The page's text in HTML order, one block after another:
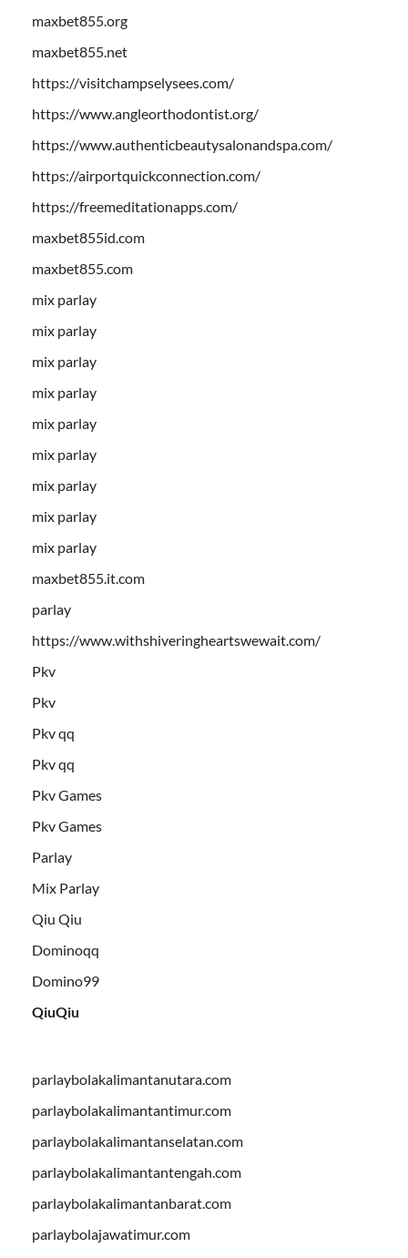
maxbet855.org
maxbet855.net
https://visitchampselysees.com/
https://www.angleorthodontist.org/
https://www.authenticbeautysalonandspa.com/
https://airportquickconnection.com/
https://freemeditationapps.com/
maxbet855id.com
maxbet855.com
mix parlay
mix parlay
mix parlay
mix parlay
mix parlay
mix parlay
mix parlay
mix parlay
mix parlay
maxbet855.it.com
parlay
https://www.withshiveringheartswewait.com/
Pkv
Pkv
Pkv qq
Pkv qq
Pkv Games
Pkv Games
Parlay
Mix Parlay
Qiu Qiu
Dominoqq
Domino99
QiuQiu
parlaybolakalimantanutara.com
parlaybolakalimantantimur.com
parlaybolakalimantanselatan.com
parlaybolakalimantantengah.com
parlaybolakalimantanbarat.com
parlaybolajawatimur.com